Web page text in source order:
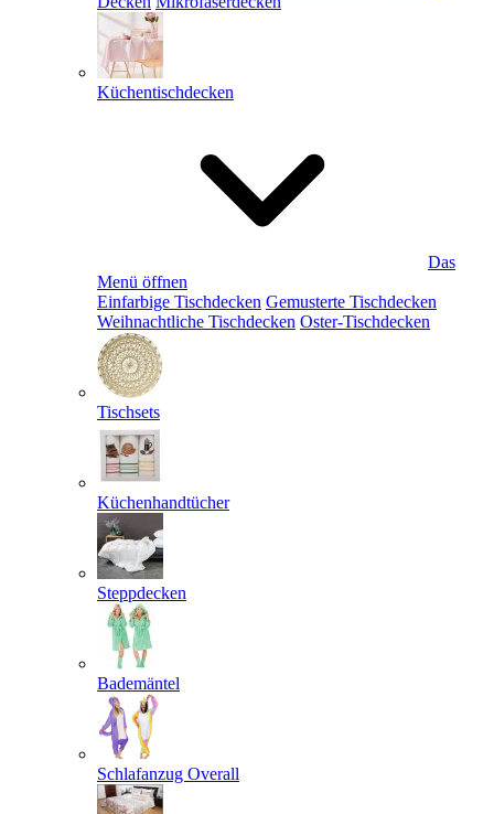
Küchentischdecken
Das
Menü öffnen
Einfarbige Tischdecken Gemusterte Tischdecken
Weihnachtliche Tischdecken Oster-Tischdecken
Tischsets
Küchenhandtücher
Steppdecken
Bademäntel
Schlafanzug Overall